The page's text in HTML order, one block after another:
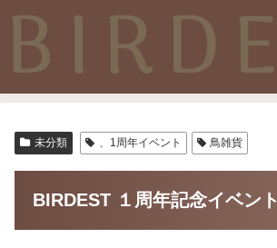
未分類 、1周年イベント 鳥雑貨
BIRDEST １周年記念イベント